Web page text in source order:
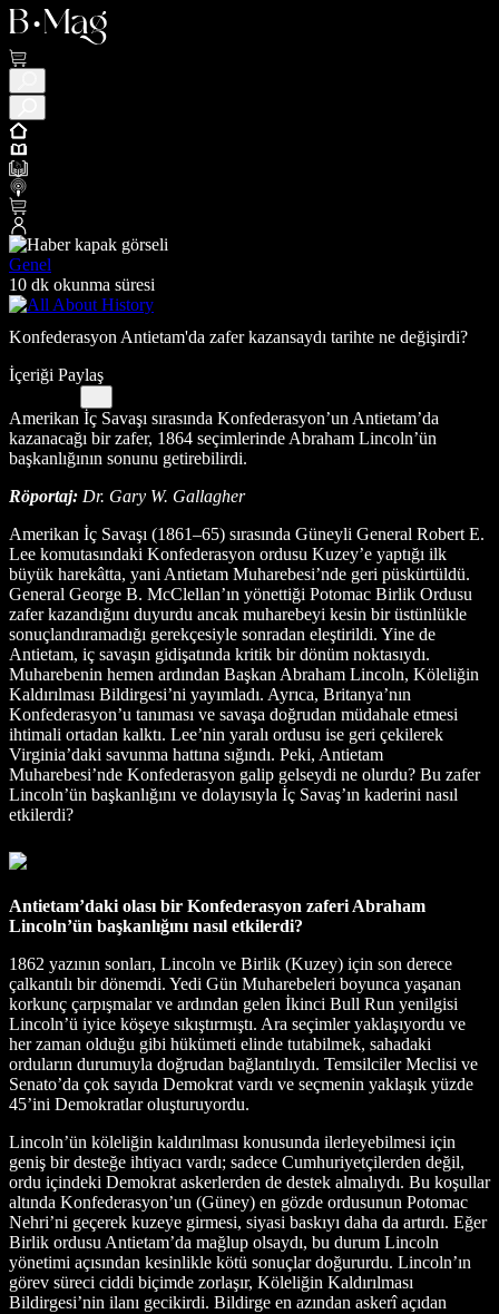
Genel
10 dk okunma süresi
Konfederasyon Antietam'da zafer kazansaydı tarihte ne değişirdi?
İçeriği Paylaş
Amerikan İç Savaşı sırasında Konfederasyon’un Antietam’da
kazanacağı bir zafer, 1864 seçimlerinde Abraham Lincoln’ün
başkanlığının sonunu getirebilirdi.
Röportaj: Dr. Gary W. Gallagher
Amerikan İç Savaşı (1861–65) sırasında Güneyli General Robert E.
Lee komutasındaki Konfederasyon ordusu Kuzey’e yaptığı ilk
büyük harekâtta, yani Antietam Muharebesi’nde geri püskürtüldü.
General George B. McClellan’ın yönettiği Potomac Birlik Ordusu
zafer kazandığını duyurdu ancak muharebeyi kesin bir üstünlükle
sonuçlandıramadığı gerekçesiyle sonradan eleştirildi. Yine de
Antietam, iç savaşın gidişatında kritik bir dönüm noktasıydı.
Muharebenin hemen ardından Başkan Abraham Lincoln, Köleliğin
Kaldırılması Bildirgesi’ni yayımladı. Ayrıca, Britanya’nın
Konfederasyon’u tanıması ve savaşa doğrudan müdahale etmesi
ihtimali ortadan kalktı. Lee’nin yaralı ordusu ise geri çekilerek
Virginia’daki savunma hattına sığındı. Peki, Antietam
Muharebesi’nde Konfederasyon galip gelseydi ne olurdu? Bu zafer
Lincoln’ün başkanlığını ve dolayısıyla İç Savaş’ın kaderini nasıl
etkilerdi?
Antietam’daki olası bir Konfederasyon zaferi Abraham
Lincoln’ün başkanlığını nasıl etkilerdi?
1862 yazının sonları, Lincoln ve Birlik (Kuzey) için son derece
çalkantılı bir dönemdi. Yedi Gün Muharebeleri boyunca yaşanan
korkunç çarpışmalar ve ardından gelen İkinci Bull Run yenilgisi
Lincoln’ü iyice köşeye sıkıştırmıştı. Ara seçimler yaklaşıyordu ve
her zaman olduğu gibi hükümeti elinde tutabilmek, sahadaki
orduların durumuyla doğrudan bağlantılıydı. Temsilciler Meclisi ve
Senato’da çok sayıda Demokrat vardı ve seçmenin yaklaşık yüzde
45’ini Demokratlar oluşturuyordu.
Lincoln’ün köleliğin kaldırılması konusunda ilerleyebilmesi için
geniş bir desteğe ihtiyacı vardı; sadece Cumhuriyetçilerden değil,
ordu içindeki Demokrat askerlerden de destek almalıydı. Bu koşullar
altında Konfederasyon’un (Güney) en gözde ordusunun Potomac
Nehri’ni geçerek kuzeye girmesi, siyasi baskıyı daha da artırdı. Eğer
Birlik ordusu Antietam’da mağlup olsaydı, bu durum Lincoln
yönetimi açısından kesinlikle kötü sonuçlar doğururdu. Lincoln’ın
görev süreci ciddi biçimde zorlaşır, Köleliğin Kaldırılması
Bildirgesi’nin ilanı gecikirdi. Bildirge en azından askerî açıdan